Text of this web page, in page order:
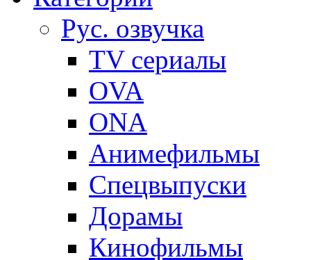
Рус. озвучка
TV сериалы
OVA
ONA
Анимефильмы
Спецвыпуски
Дорамы
Кинофильмы